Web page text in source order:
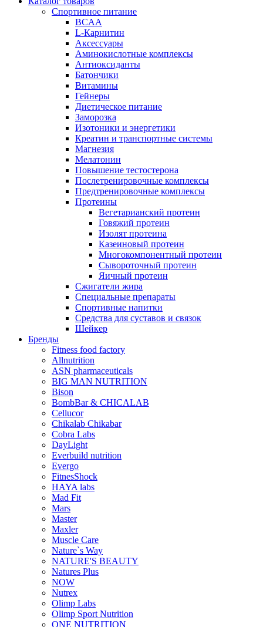
Спортивное питание
BCAA
L-Карнитин
Аксессуары
Аминокислотные комплексы
Антиоксиданты
Батончики
Витамины
Гейнеры
Диетическое питание
Заморозка
Изотоники и энергетики
Креатин и транспортные системы
Магнезия
Мелатонин
Повышение тестостерона
Послетренировочные комплексы
Предтренировочные комплексы
Протеины
Вегетарианский протеин
Говяжий протеин
Изолят протеина
Казеиновый протеин
Многокомпонентный протеин
Сывороточный протеин
Яичный протеин
Сжигатели жира
Специальные препараты
Спортивные напитки
Средства для суставов и связок
Шейкер
Бренды
Fitness food factory
Allnutrition
ASN pharmaceuticals
BIG MAN NUTRITION
Bison
BombBar & CHICALAB
Cellucor
Chikalab Chikabar
Cobra Labs
DayLight
Everbuild nutrition
Evergo
FitnesShock
HAYA labs
Mad Fit
Mars
Master
Maxler
Muscle Care
Nature`s Way
NATURE'S BEAUTY
Natures Plus
NOW
Nutrex
Olimp Labs
Olimp Sport Nutrition
ONE NUTRITION